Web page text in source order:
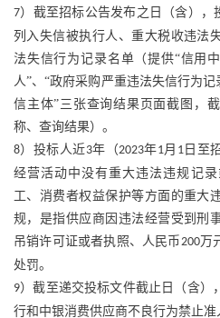
7）截至招标公告发布之日（含），
列入失信被执行人、重大税收违法
法失信行为记录名单（提供“信用
人”、“政府采购严重违法失信行为
信主体”三张查询结果页面截图，
称、查询结果）。
8）投标人近3年（2023年1月 1日至
经营活动中没有重大违法违规记
工、消费者权益保护等方面的重大
规，是指供应商因违法经营受到刑
吊销许可证或者执照、人民币 200万
处罚。
9）截至递交投标文件截止日（含）
行和中银消费供应商不良行为禁止准